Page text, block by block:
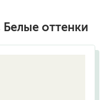
Белые оттенки